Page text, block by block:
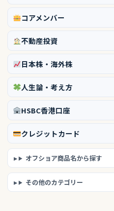
コアメンバー
不動産投資
日本株・海外株
人生論・考え方
HSBC香港口座
クレジットカード
オフショア商品名から探す
その他のカテゴリー